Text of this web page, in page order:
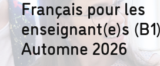
Français pour les
enseignant(e)s
Automne 2026